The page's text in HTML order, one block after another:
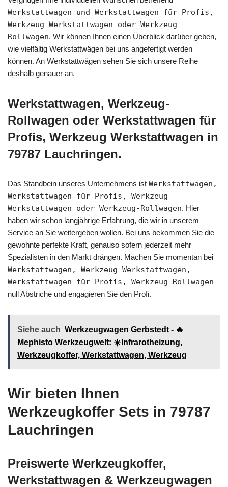
Werkstattwagen und Werkstattwagen für Profis,
Werkzeug Werkstattwagen oder Werkzeug-
Rollwagen. Wir können Ihnen einen Überblick darüber geben,
wie vielfältig Werkstattwägen bei uns angefertigt werden
können. An Werkstattwägen sehen Sie sich unsere Reihe
deshalb genauer an.
Werkstattwagen, Werkzeug-
Rollwagen oder Werkstattwagen für
Profis, Werkzeug Werkstattwagen in
79787 Lauchringen.
Das Standbein unseres Unternehmens ist Werkstattwagen,
Werkstattwagen für Profis, Werkzeug
Werkstattwagen oder Werkzeug-Rollwagen. Hier
haben wir schon langjährige Erfahrung, die wir in unserem
Service an Sie weitergeben wollen. Bei uns bekommen Sie die
gewohnte perfekte Kraft, genauso sofern jederzeit mehr
Spezialisten in den Markt drängen. Machen Sie momentan bei
Werkstattwagen, Werkzeug Werkstattwagen,
Werkstattwagen für Profis, Werkzeug-Rollwagen
null Abstriche und engagieren Sie den Profi.
Siehe auch Werkzeugwagen Gerbstedt - 🔥
Mephisto Werkzeugwelt: ☀️Infrarotheizung,
Werkzeugkoffer, Werkstattwagen, Werkzeug
Wir bieten Ihnen
Werkzeugkoffer Sets in 79787
Lauchringen
Preiswerte Werkzeugkoffer,
Werkstattwagen & Werkzeugwagen